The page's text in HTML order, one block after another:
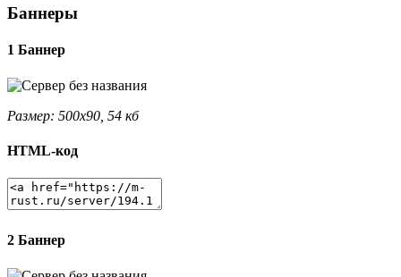
Баннеры
1 Баннер
Размер: 500x90, 54 кб
HTML-код
2 Баннер